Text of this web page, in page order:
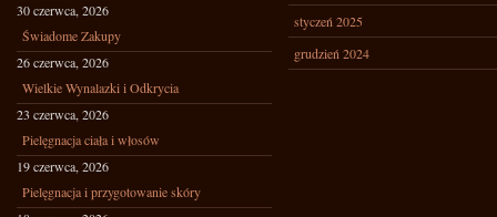
30 czerwca, 2026
Świadome Zakupy
26 czerwca, 2026
Wielkie Wynalazki i Odkrycia
23 czerwca, 2026
Pielęgnacja ciała i włosów
19 czerwca, 2026
Pielęgnacja i przygotowanie skóry
styczeń 2025
grudzień 2024